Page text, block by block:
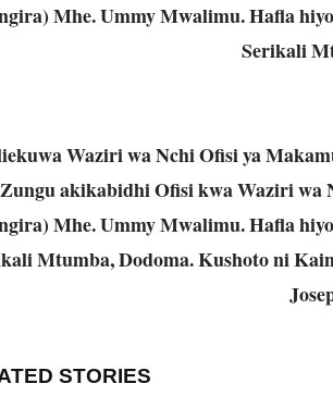
Mhe. Ummy Mwalimu. Hafla
Serikali
Waziri wa Nchi Ofisi ya
Zungu akikabidhi Ofisi kwa Waziri wa
Mhe. Ummy Mwalimu. Hafla
Mtumba, Dodoma. Kushoto ni
STORIES